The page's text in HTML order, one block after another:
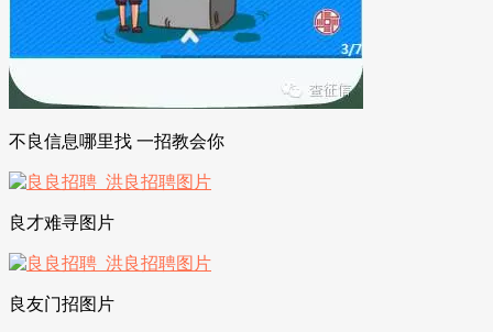
不良信息哪里找 一招教会你
良才难寻图片
良友门招图片